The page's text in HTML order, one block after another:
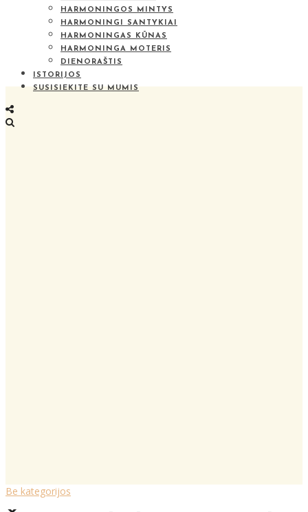
HARMONINGOS MINTYS
HARMONINGI SANTYKIAI
HARMONINGAS KŪNAS
HARMONINGA MOTERIS
DIENORAŠTIS
ISTORIJOS
SUSISIEKITE SU MUMIS
Be kategorijos